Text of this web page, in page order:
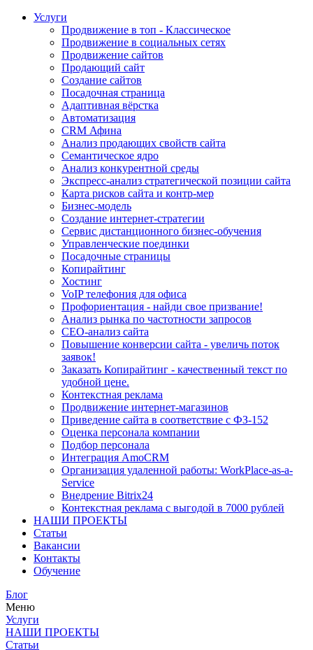
Услуги
Продвижение в топ - Классическое
Продвижение в социальных сетях
Продвижение сайтов
Продающий сайт
Создание сайтов
Посадочная страница
Адаптивная вёрстка
Автоматизация
CRM Афина
Анализ продающих свойств сайта
Семантическое ядро
Анализ конкурентной среды
Экспресс-анализ стратегической позиции сайта
Карта рисков сайта и контр-мер
Бизнес-модель
Создание интернет-стратегии
Сервис дистанционного бизнес-обучения
Управленческие поединки
Посадочные страницы
Копирайтинг
Хостинг
VoIP телефония для офиса
Профориентация - найди свое призвание!
Анализ рынка по частотности запросов
СЕО-анализ сайта
Повышение конверсии сайта - увеличь поток
заявок!
Заказать Копирайтинг - качественный текст по
удобной цене.
Контекстная реклама
Продвижение интернет-магазинов
Приведение сайта в соответствие с ФЗ-152
Оценка персонала компании
Подбор персонала
Интеграция AmoCRM
Организация удаленной работы: WorkPlace-as-a-
Service
Внедрение Bitrix24
Контекстная реклама с выгодой в 7000 рублей
НАШИ ПРОЕКТЫ
Статьи
Вакансии
Контакты
Обучение
Блог
Меню
Услуги
НАШИ ПРОЕКТЫ
Статьи